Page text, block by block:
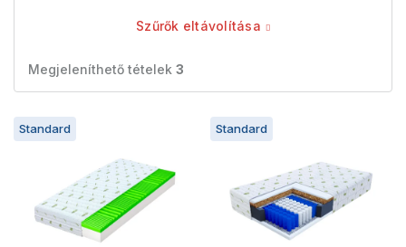
Szűrők eltávolítása
Megjeleníthető tételek 3
T
eStandard Standard